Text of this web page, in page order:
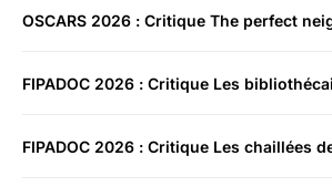
OSCARS 2026 : Critique The perfect
FIPADOC 2026 : Critique Les
FIPADOC 2026 : Critique Les chaillées